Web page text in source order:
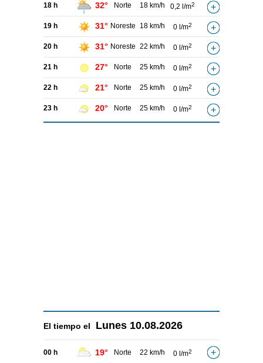
18 h 32° Norte 18 km/h 0,2 l/m2
19 h 31° Noreste 18 km/h 0 l/m2
20 h 31° Noreste 22 km/h 0 l/m2
21 h 27° Norte 25 km/h 0 l/m2
22 h 21° Norte 25 km/h 0 l/m2
23 h 20° Norte 25 km/h 0 l/m2
El tiempo el Lunes 10.08.2026
00 h 19° Norte 22 km/h 0 l/m2